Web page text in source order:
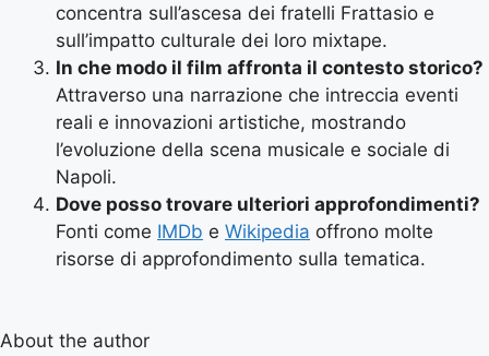
concentra sull’ascesa dei fratelli Frattasio e
sull’impatto culturale dei loro mixtape.
In che modo il film affronta il contesto storico?
Attraverso una narrazione che intreccia eventi
reali e innovazioni artistiche, mostrando
l’evoluzione della scena musicale e sociale di
Napoli.
Dove posso trovare ulteriori approfondimenti?
Fonti come IMDb e Wikipedia offrono molte
risorse di approfondimento sulla tematica.
About the author